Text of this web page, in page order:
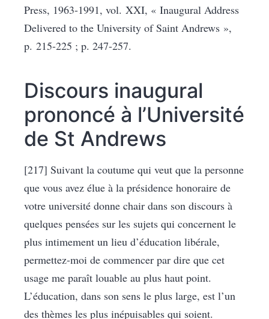
Press, 1963-1991, vol. XXI, « Inaugural Address
Delivered to the University of Saint Andrews »,
p. 215-225 ; p. 247-257.
Discours inaugural
prononcé à l’Université
de St Andrews
[217] Suivant la coutume qui veut que la personne
que vous avez élue à la présidence honoraire de
votre université donne chair dans son discours à
quelques pensées sur les sujets qui concernent le
plus intimement un lieu d’éducation libérale,
permettez-moi de commencer par dire que cet
usage me paraît louable au plus haut point.
L’éducation, dans son sens le plus large, est l’un
des thèmes les plus inépuisables qui soient.